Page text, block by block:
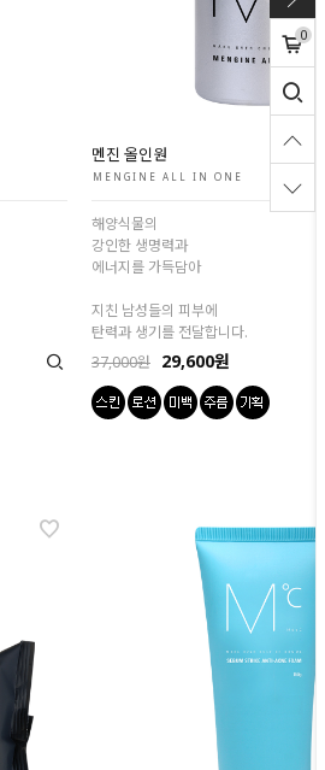
0
멘진 올인원
MENGINE ALL IN ONE
해양식물의
강인한 생명력과
에너지를 가득담아
지친 남성들의 피부에
탄력과 생기를 전달합니다.
37,000원 29,600원